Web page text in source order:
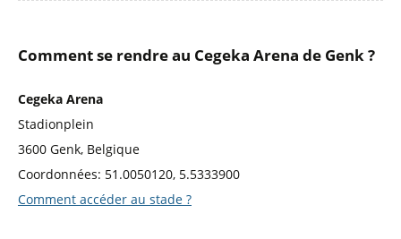
Comment se rendre au Cegeka Arena de Genk ?
Cegeka Arena
Stadionplein
3600 Genk, Belgique
Coordonnées: 51.0050120, 5.5333900
Comment accéder au stade ?